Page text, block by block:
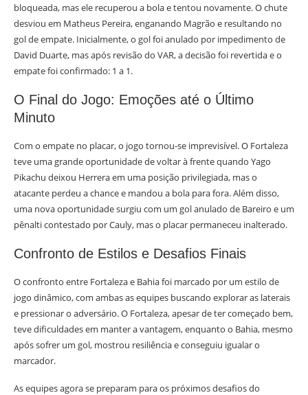
bloqueada, mas ele recuperou a bola e tentou novamente. O chute
desviou em Matheus Pereira, enganando Magrão e resultando no
gol de empate. Inicialmente, o gol foi anulado por impedimento de
David Duarte, mas após revisão do VAR, a decisão foi revertida e o
empate foi confirmado: 1 a 1.
O Final do Jogo: Emoções até o Último
Minuto
Com o empate no placar, o jogo tornou-se imprevisível. O Fortaleza
teve uma grande oportunidade de voltar à frente quando Yago
Pikachu deixou Herrera em uma posição privilegiada, mas o
atacante perdeu a chance e mandou a bola para fora. Além disso,
uma nova oportunidade surgiu com um gol anulado de Bareiro e um
pênalti contestado por Cauly, mas o placar permaneceu inalterado.
Confronto de Estilos e Desafios Finais
O confronto entre Fortaleza e Bahia foi marcado por um estilo de
jogo dinâmico, com ambas as equipes buscando explorar as laterais
e pressionar o adversário. O Fortaleza, apesar de ter começado bem,
teve dificuldades em manter a vantagem, enquanto o Bahia, mesmo
após sofrer um gol, mostrou resiliência e conseguiu igualar o
marcador.
As equipes agora se preparam para os próximos desafios do